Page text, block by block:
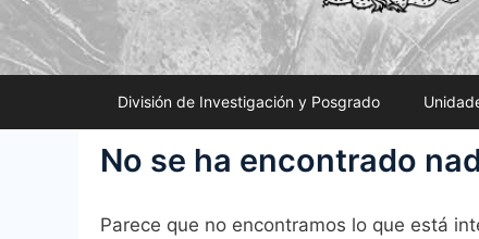
División de Investigación y Posgrado
No se ha encontrado
Parece que no encontramos lo que está